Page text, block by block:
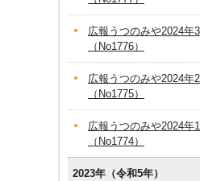
広報うつのみや2024年
（No1776）
広報うつのみや2024年
（No1775）
広報うつのみや2024年
（No1774）
2023年（令和5年）